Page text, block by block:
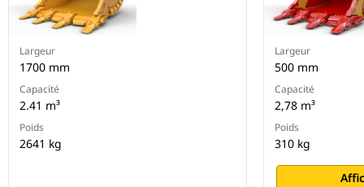
Largeur
1700 mm
Capacité
2.41 m³
Poids
2641 kg
Largeur
500 mm
Capacité
2,78 m³
Poids
310 kg